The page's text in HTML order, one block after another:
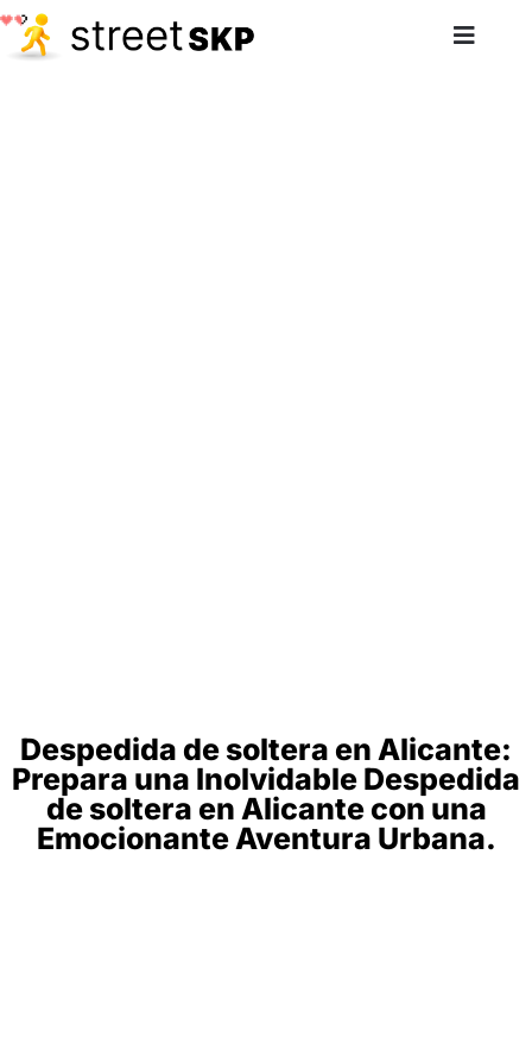
Despedida de soltera en Alicante:
Prepara una Inolvidable Despedida
de soltera en Alicante con una
Emocionante Aventura Urbana.